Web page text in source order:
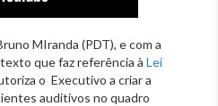
MIranda (PDT), e com a
que faz referência à Lei
o Executivo a criar a
auditivos no quadro